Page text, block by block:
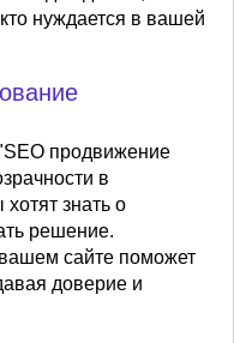
нуждается в вашей
продвижение
в
знать о
решение.
сайте поможет
доверие и